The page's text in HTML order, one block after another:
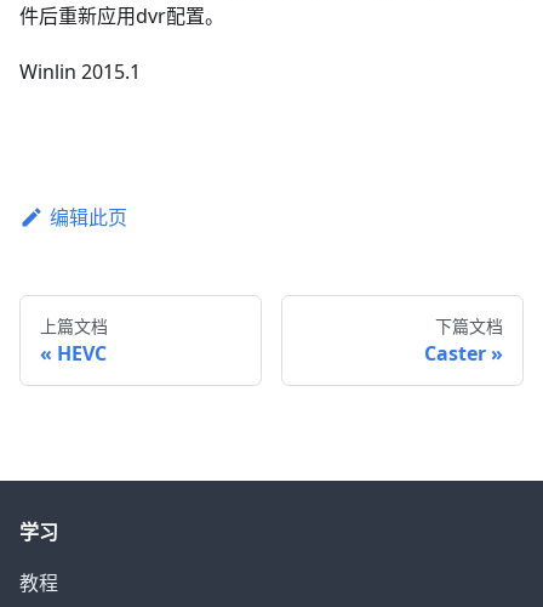
件后重新应用dvr配置。
Winlin 2015.1
编辑此页
上篇文档
HEVC
下篇文档
Caster
学习
教程